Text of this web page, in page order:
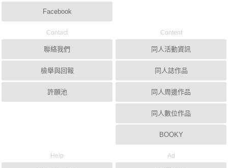
Facebook
Contact
聯絡我們
檢舉與回報
許願池
Content
同人活動資訊
同人誌作品
同人周邊作品
同人數位作品
BOOKY
Help Ad